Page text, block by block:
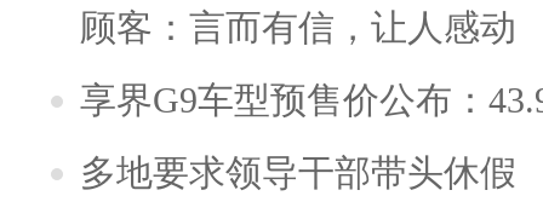
顾客：言而有信，让人感动
享界G9车型预售价公布：
多地要求领导干部带头休假